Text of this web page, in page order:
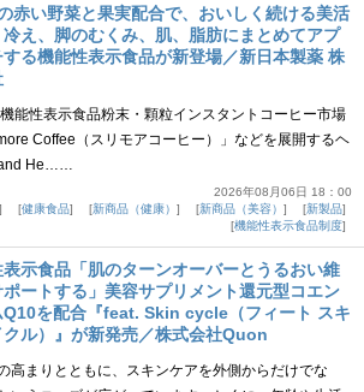
赤い野菜と果実配合で、おいしく続ける美活
冷え、脚のむくみ、肌、脂肪にまとめてアプ
する機能性表示食品が新登場／新日本製薬 株
能性表示食品粉末・顆粒インスタントコーヒー市場
Coffee（スリモアコーヒー）」などを展開するヘ
He……
2026年08月06日 18：00
健康食品 新商品（健康） 新商品（美容）
新製品
機能性表示食品制度
示食品「肌のターンオーバーとうるおい維
ートする」美容サプリメント還元型コエン
Q10を配合『feat. Skin cycle（フィート スキ
クル）』が新発売／株式会社Quon
高まりとともに、スキンケアを外側からだけでな